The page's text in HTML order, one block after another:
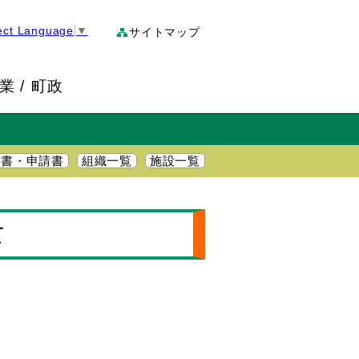
サイトマップ
Language ▼
町政
・申請書 組織一覧 施設一覧